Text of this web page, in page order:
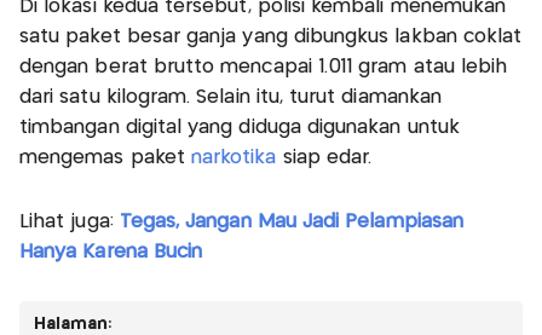
Di lokasi kedua tersebut, polisi kembali menemukan
satu paket besar ganja yang dibungkus lakban coklat
dengan berat brutto mencapai 1.011 gram atau lebih
dari satu kilogram. Selain itu, turut diamankan
timbangan digital yang diduga digunakan untuk
mengemas paket narkotika siap edar.
Lihat juga: Tegas, Jangan Mau Jadi Pelampiasan
Hanya Karena Bucin
Halaman: